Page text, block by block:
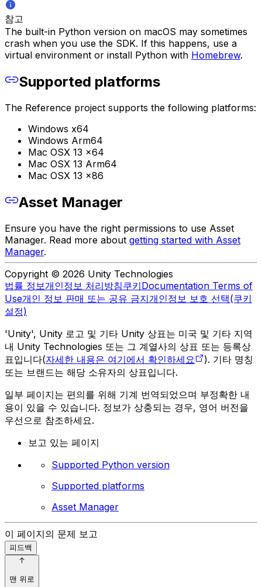
참고
The built-in Python version on macOS may sometimes
crash when you use the SDK. If this happens, use a
virtual environment or install Python with Homebrew.
Supported platforms
The Reference project supports the following platforms:
Windows x64
Windows Arm64
Mac OSX 13 x64
Mac OSX 13 Arm64
Mac OSX 13 x86
Asset Manager
Ensure you have the right permissions to use Asset
Manager. Read more about getting started with Asset
Manager.
Copyright © 2026 Unity Technologies
법률 정보개인정보 처리방침쿠키Documentation Terms of
Use개인 정보 판매 또는 공유 금지개인정보 보호 선택(쿠키
설정)
'Unity', Unity 로고 및 기타 Unity 상표는 미국 및 기타 지역
내 Unity Technologies 또는 그 계열사의 상표 또는 등록상
표입니다(자세한 내용은 여기에서 확인하세요
). 기타 명칭
또는 브랜드는 해당 소유자의 상표입니다.
일부 페이지는 편의를 위해 기계 번역되었으며 부정확한 내
용이 있을 수 있습니다. 정보가 상충되는 경우, 영어 버전을
우선으로 참조하세요.
보고 있는 페이지
Supported Python version
Supported platforms
Asset Manager
이 페이지의 문제 보고
피드백
맨 위로